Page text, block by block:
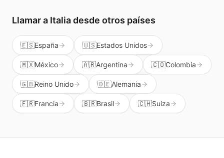
Llamar a Italiadesde otros países
🇪🇸España 🇺🇸Estados Unidos
🇲🇽México 🇦🇷Argentina 🇨🇴Colombia
🇬🇧Reino Unido 🇩🇪Alemania
🇫🇷Francia 🇧🇷Brasil 🇨🇭Suiza